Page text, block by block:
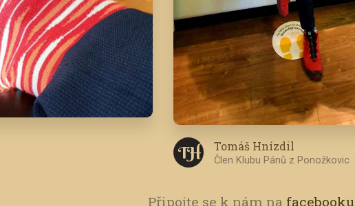
T H Tomáš Hnízdil
Člen Klubu Pánů z Ponožkovic
Připojte se k nám na facebooku